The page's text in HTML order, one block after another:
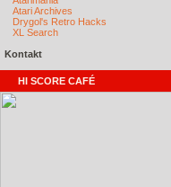
Atari Archives
Drygol's Retro Hacks
XL Search
Kontakt
HI SCORE CAFÉ